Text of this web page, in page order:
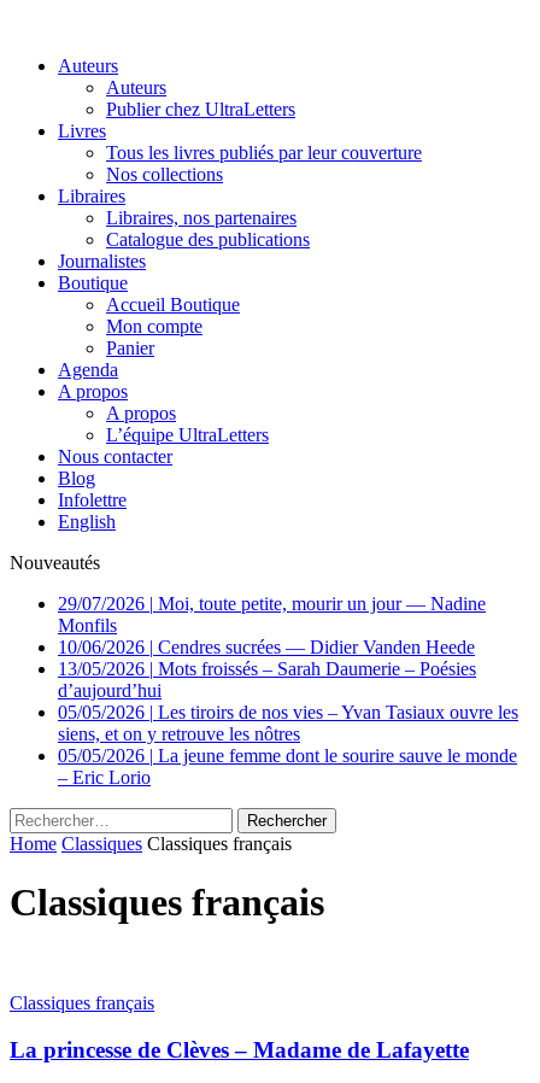
Auteurs
Auteurs
Publier chez UltraLetters
Livres
Tous les livres publiés par leur couverture
Nos collections
Libraires
Libraires, nos partenaires
Catalogue des publications
Journalistes
Boutique
Accueil Boutique
Mon compte
Panier
Agenda
A propos
A propos
L’équipe UltraLetters
Nous contacter
Blog
Infolettre
English
Nouveautés
29/07/2026 | Moi, toute petite, mourir un jour — Nadine
Monfils
10/06/2026 | Cendres sucrées — Didier Vanden Heede
13/05/2026 | Mots froissés – Sarah Daumerie – Poésies
d’aujourd’hui
05/05/2026 | Les tiroirs de nos vies – Yvan Tasiaux ouvre les
siens, et on y retrouve les nôtres
05/05/2026 | La jeune femme dont le sourire sauve le monde
– Eric Lorio
Rechercher :
Home Classiques Classiques français
Classiques français
Classiques français
La princesse de Clèves – Madame de Lafayette